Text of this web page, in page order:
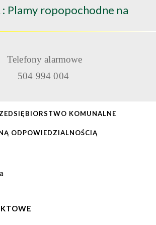
: Plamy ropopochodne na
Telefony alarmowe
504 994 004
KOMUNALNE
ODPOWIEDZIALNOŚCIĄ